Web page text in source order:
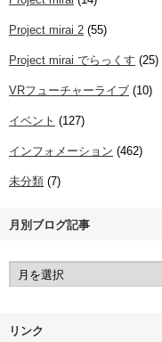
Project mirai 2 (55)
Project mirai でらっくす (25)
VRフューチャーライブ (10)
イベント (127)
インフォメーション (462)
未分類 (7)
月別ブログ記事
リンク